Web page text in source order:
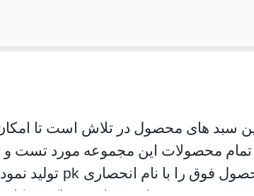
سبد های محصول در تلاش است تا امکان
محصولات این مجموعه مورد تست و
فوق را با نام انحصاری pk تولید